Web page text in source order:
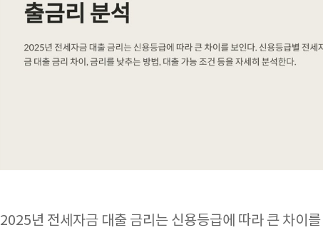
2025년 전세자금 대출 금리는 신용등급에 따라 큰 차이